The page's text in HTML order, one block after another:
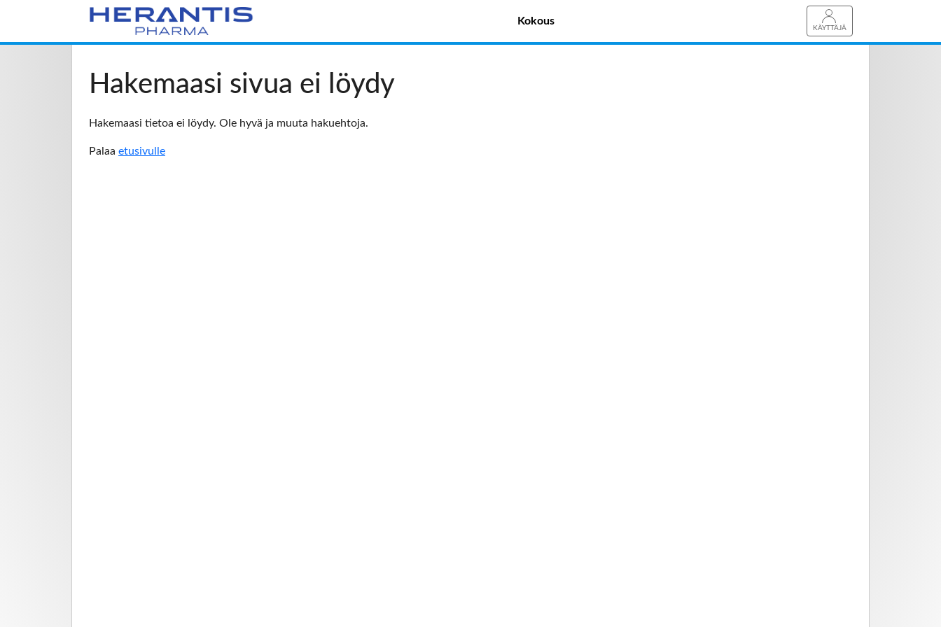
KÄYTTÄJÄ
Kokous
Hakemaasi sivua ei löydy
Hakemaasi tietoa ei löydy. Ole hyvä ja muuta hakuehtoja.
Palaa etusivulle